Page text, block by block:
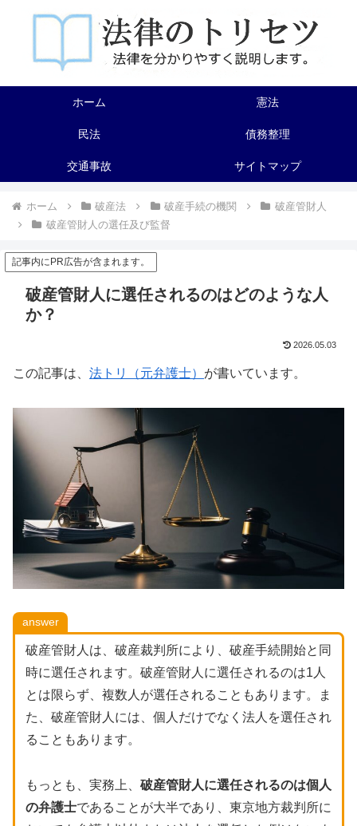
ホーム 憲法
民法 債務整理
交通事故 サイトマップ
ホーム 破産法 破産手続の機関
破産管財人
破産管財人の選任及び監督
記事内にPR広告が含まれます。
破産管財人に選任されるのはどのような人
か？
2026.05.03
この記事は、 法トリ（元弁護士） が書いています。
answer
破産管財人は、破産裁判所により、破産手続開始と同
時に選任されます。破産管財人に選任されるのは1人
とは限らず、複数人が選任されることもあります。ま
た、破産管財人には、個人だけでなく法人を選任され
ることもあります。
もっとも、実務上、 破産管財人に選任されるのは個人
の弁護士であることが大半であり、東京地方裁判所に